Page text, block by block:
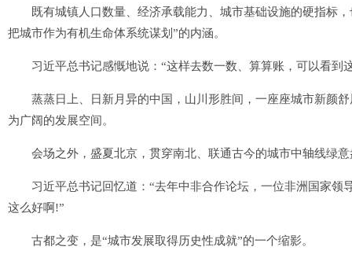
既有城镇人口数量、经济承载能力、城市基础设施的硬指标，
把城市作为有机生命体系统谋划”的内涵。
习近平总书记感慨地说：“这样去数一数、算算账，可以看到
蒸蒸日上、日新月异的中国，山川形胜间，一座座城市新颜舒
为广阔的发展空间。
会场之外，盛夏北京，贯穿南北、联通古今的城市中轴线绿意
习近平总书记回忆道：“去年中非合作论坛，一位非洲国家领
这么好啊!”
古都之变，是“城市发展取得历史性成就”的一个缩影。